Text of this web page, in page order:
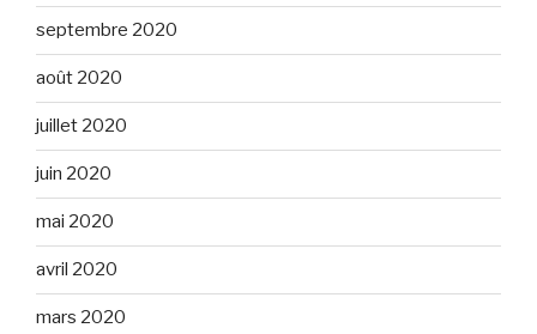
septembre 2020
août 2020
juillet 2020
juin 2020
mai 2020
avril 2020
mars 2020